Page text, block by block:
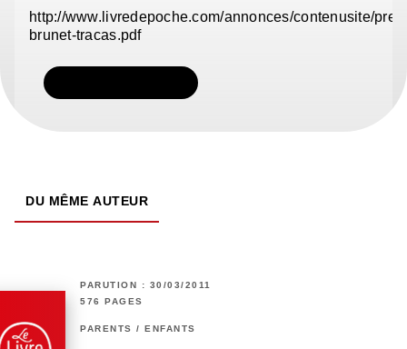
http://www.livredepoche.com/annonces/contenusite/
brunet-tracas.pdf
DU MÊME AUTEUR
PARUTION : 30/03/2011
576 PAGES
PARENTS / ENFANTS